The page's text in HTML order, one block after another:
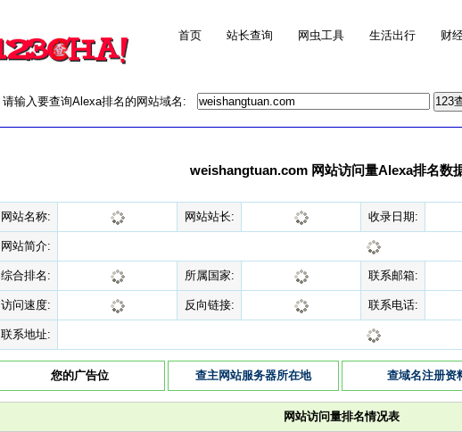
首页 站长查询 网虫工具 生活出行 财
请输入要查询Alexa排名的网站域名:
weishangtuan.com 网站访问量Alexa排名数
网站名称: 网站站长: 收录日期:
网站简介:
综合排名: 所属国家: 联系邮箱:
访问速度: 反向链接: 联系电话:
联系地址:
您的广告位 查主网站服务器所在地 查域名注册资
网站访问量排名情况表